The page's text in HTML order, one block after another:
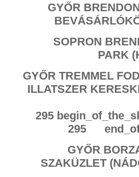
GYŐR
SOPRON
PARK
GYŐR TREMMEL
ILLATSZER
295
295
GYŐR
SZAKÜZLET